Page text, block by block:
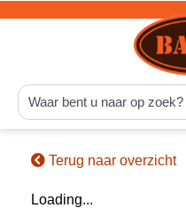
Terug naar overzicht
Loading...